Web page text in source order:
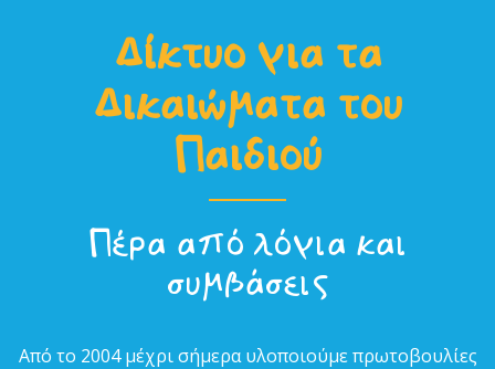
Δίκτυο για τα
Δικαιώµατα του
Παιδιού
Πέρα από λόγια και
συµβάσεις
Από το 2004 µέχρι σήµερα υλοποιούµε πρωτοβουλίες